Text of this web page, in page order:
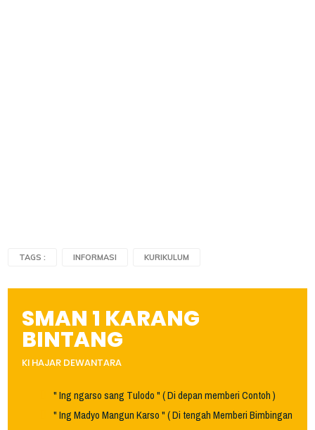
TAGS : INFORMASI KURIKULUM
SMAN 1 KARANG
BINTANG
KI HAJAR DEWANTARA
" Ing ngarso sang Tulodo " ( Di depan memberi Contoh )
" Ing Madyo Mangun Karso " ( Di tengah Memberi Bimbingan